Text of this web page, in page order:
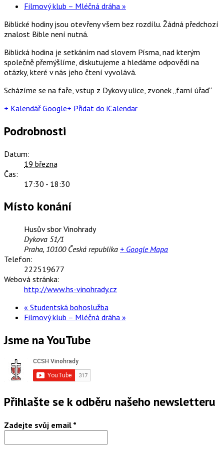
Filmový klub – Mléčná dráha »
Biblické hodiny jsou otevřeny všem bez rozdílu. Žádná předchozí
znalost Bible není nutná.
Biblická hodina je setkáním nad slovem Písma, nad kterým
společně přemýšlíme, diskutujeme a hledáme odpovědi na
otázky, které v nás jeho čtení vyvolává.
Scházíme se na faře, vstup z Dykovy ulice, zvonek „farní úřad“
+ Kalendář Google+ Přidat do iCalendar
Podrobnosti
Datum:
19 března
Čas:
17:30 - 18:30
Místo konání
Husův sbor Vinohrady
Dykova 51/1
Praha, 10100 Česká republika + Google Mapa
Telefon:
222519677
Webová stránka:
http://www.hs-vinohrady.cz
« Studentská bohoslužba
Filmový klub – Mléčná dráha »
Jsme na YouTube
Přihlašte se k odběru našeho newsletteru
Zadejte svůj email *